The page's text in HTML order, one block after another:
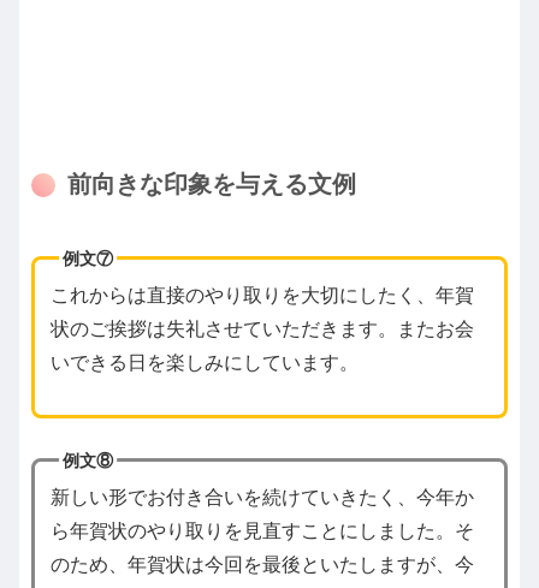
前向きな印象を与える文例
例文⑦
これからは直接のやり取りを大切にしたく、年賀
状のご挨拶は失礼させていただきます。またお会
いできる日を楽しみにしています。
例文⑧
新しい形でお付き合いを続けていきたく、今年か
ら年賀状のやり取りを見直すことにしました。そ
のため、年賀状は今回を最後といたしますが、今